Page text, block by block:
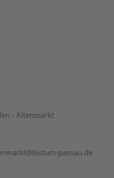
- Altenmarkt
passau.de